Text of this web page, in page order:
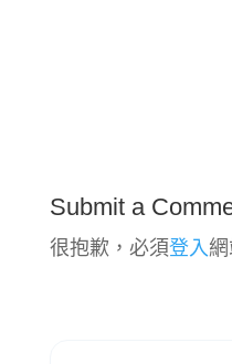
Submit a
很抱歉，必須登入